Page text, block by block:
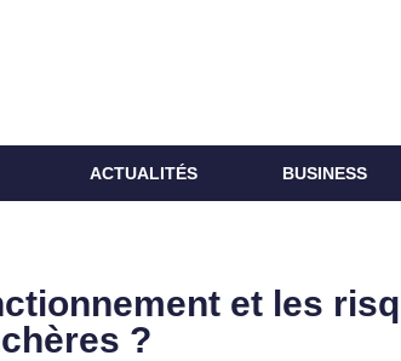
ACTUALITÉS BUSINESS
et les
?